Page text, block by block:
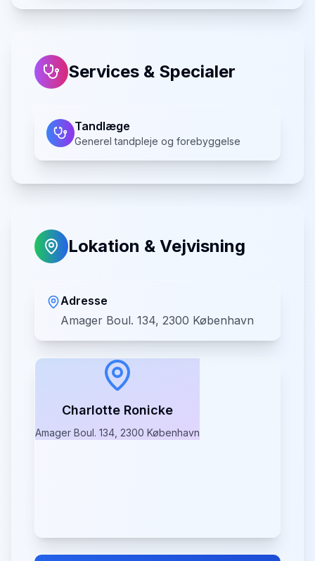
Services & Specialer
Tandlæge
Generel tandpleje og forebyggelse
Lokation & Vejvisning
Adresse
Amager Boul. 134, 2300 København
Charlotte Ronicke
Amager Boul. 134, 2300 København